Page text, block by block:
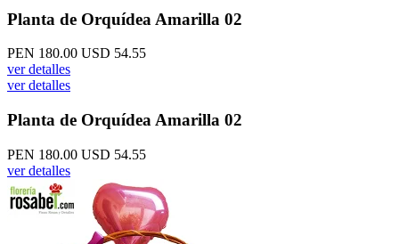
Planta de Orquídea Amarilla 02
PEN 180.00 USD 54.55
ver detalles
ver detalles
Planta de Orquídea Amarilla 02
PEN 180.00 USD 54.55
ver detalles